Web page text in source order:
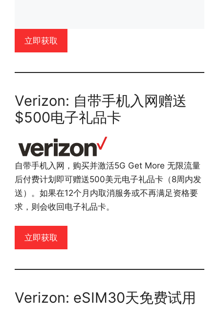
立即获取
Verizon: 自带手机入网赠送
$500电子礼品卡
自带手机入网，购买并激活5G Get More 无限流量
后付费计划即可赠送500美元电子礼品卡（8周内发
送）。如果在12个月内取消服务或不再满足资格要
求，则会收回电子礼品卡。
立即获取
Verizon: eSIM30天免费试用